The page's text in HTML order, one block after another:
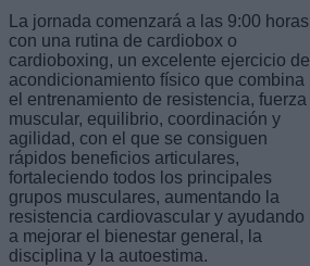
La jornada comenzará a las 9:00 horas
con una rutina de cardiobox o
cardioboxing, un excelente ejercicio de
acondicionamiento físico que combina
el entrenamiento de resistencia, fuerza
muscular, equilibrio, coordinación y
agilidad, con el que se consiguen
rápidos beneficios articulares,
fortaleciendo todos los principales
grupos musculares, aumentando la
resistencia cardiovascular y ayudando
a mejorar el bienestar general, la
disciplina y la autoestima.